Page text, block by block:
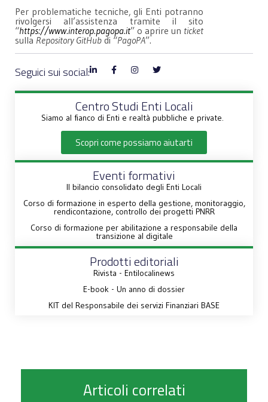
Per problematiche tecniche, gli Enti potranno
rivolgersi all’assistenza tramite il sito
“https://www.interop.pagopa.it” o aprire un ticket
sulla Repository GitHub di “PagoPA”.
Seguici sui social:
Centro Studi Enti Locali
Siamo al fianco di Enti e realtà pubbliche e private.
Scopri come possiamo aiutarti
Eventi formativi
Il bilancio consolidato degli Enti Locali
Corso di formazione in esperto della gestione, monitoraggio,
rendicontazione, controllo dei progetti PNRR
Corso di formazione per abilitazione a responsabile della
transizione al digitale
Prodotti editoriali
Rivista - Entilocalinews
E-book - Un anno di dossier
KIT del Responsabile dei servizi Finanziari BASE
Articoli correlati